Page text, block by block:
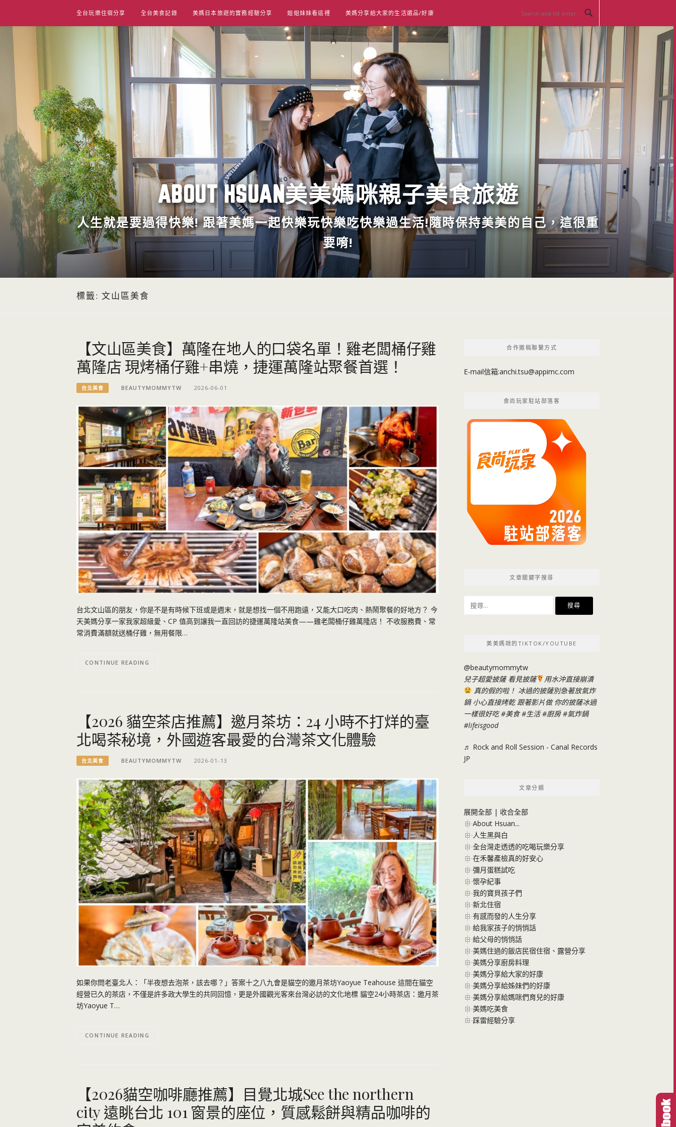
content
全台玩樂住宿分享 全台美食記錄 美媽日本旅遊的實務經驗分享 姐姐妹妹看這裡 美媽分享給大家的生活選品/好康
ABOUT HSUAN美美媽咪親子美食旅遊
人生就是要過得快樂! 跟著美媽一起快樂玩快樂吃快樂過生活!隨時保持美美的自己，這很重
要唷!
標籤: 文山區美食
【文山區美食】萬隆在地人的口袋名單！雞老闆桶仔雞
萬隆店 現烤桶仔雞+串燒，捷運萬隆站聚餐首選！
台北美食 BEAUTYMOMMYTW 2026-06-01
台北文山區的朋友，你是不是有時候下班或是週末，就是想找一個不用跑遠，又能大口吃肉、熱鬧聚餐的好地方？ 今
天美媽分享一家我家超級愛、CP 值高到讓我一直回訪的捷運萬隆站美食——雞老闆桶仔雞萬隆店！ 不收服務費、常
常消費滿額就送桶仔雞，無用餐限…
CONTINUE READING
【2026 貓空茶店推薦】邀月茶坊：24 小時不打烊的臺
北喝茶秘境，外國遊客最愛的台灣茶文化體驗
台北美食 BEAUTYMOMMYTW 2026-01-13
如果你問老臺北人：「半夜想去泡茶，該去哪？」答案十之八九會是貓空的邀月茶坊Yaoyue Teahouse 這間在貓空
經營已久的茶店，不僅是許多政大學生的共同回憶，更是外國觀光客來台灣必訪的文化地標 貓空24小時茶店：邀月茶
坊Yaoyue T…
CONTINUE READING
【2026貓空咖啡廳推薦】目覺北城See the northern
city 遠眺台北 101 窗景的座位，質感鬆餅與精品咖啡的
合作邀稿聯繫方式
E-mail信箱:anchi.tsu@appimc.com
食尚玩家駐站部落客
文章關鍵字搜尋
尋
美美媽咪的TIKTOK/YOUTUBE
@beautymommytw
兒子超愛披薩 看見披薩
用水沖直接崩潰
真的假的啦！ 冰過的披薩別急著放氣炸
鍋 小心直接烤乾 跟著影片做 你的披薩冰過
一樣很好吃#美食 #生活 #廚房 #氣炸鍋
#lifeisgood
♬ Rock and Roll Session - Canal Records
JP
文章分類
展開全部 | 收合全部
About Hsuan...
人生黑與白
全台灣走透透的吃喝玩樂分享
在禾馨產檢真的好安心
彌月蛋糕試吃
懷孕紀事
我的寶貝孩子們
新北住宿
有感而發的人生分享
給我家孩子的悄悄話
給父母的悄悄話
美媽住過的飯店民宿住宿、露營分享
美媽分享廚房料理
美媽分享給大家的好康
美媽分享給姊妹們的好康
美媽分享給媽咪們育兒的好康
美媽吃美食
踩雷經驗分享